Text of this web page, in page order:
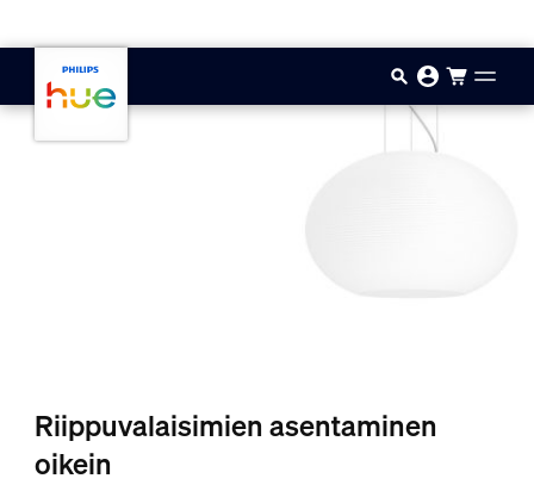
Riippuvalaisimien asentaminen
oikein